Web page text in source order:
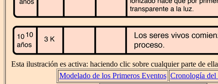
Esta ilustración es activa: haciendo clic sobre cualquier parte de
Modelado de los Primeros Eventos Cronología